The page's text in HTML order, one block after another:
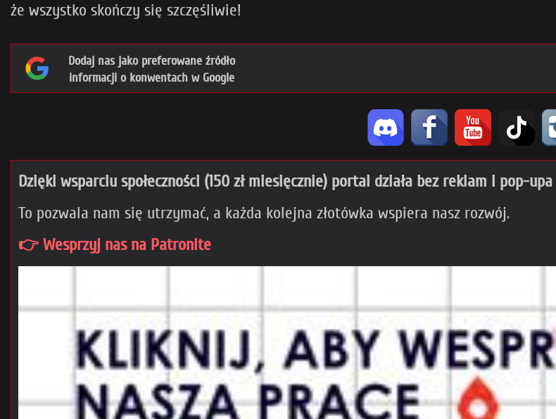
że wszystko skończy się szczęśliwie!
Dodaj nas jako preferowane źródło
informacji o konwentach w Google
Dzięki wsparciu społeczności (150 zł miesięcznie) portal działa bez reklam i pop-
To pozwala nam się utrzymać, a każda kolejna złotówka wspiera nasz rozwój.
👉 Wesprzyj nas na Patronite